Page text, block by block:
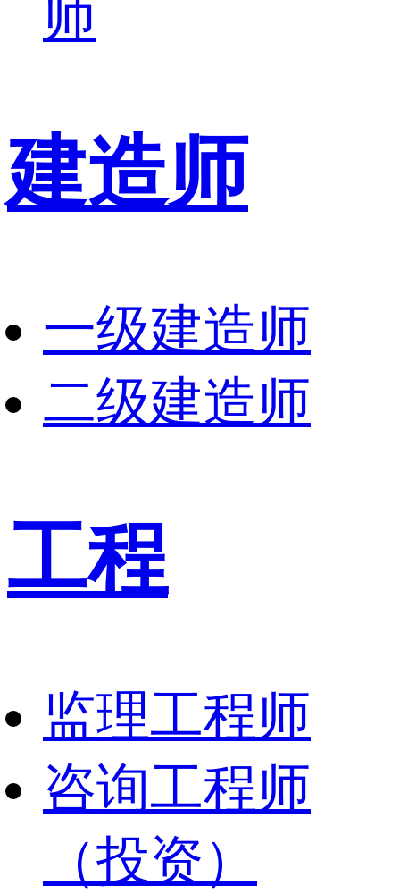
师
建造师
一级建造师
二级建造师
工程
监理工程师
咨询工程师
（投资）